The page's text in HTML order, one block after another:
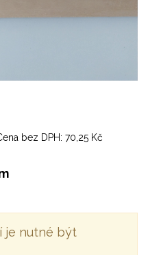
bez DPH: 70,25 Kč
je nutné být